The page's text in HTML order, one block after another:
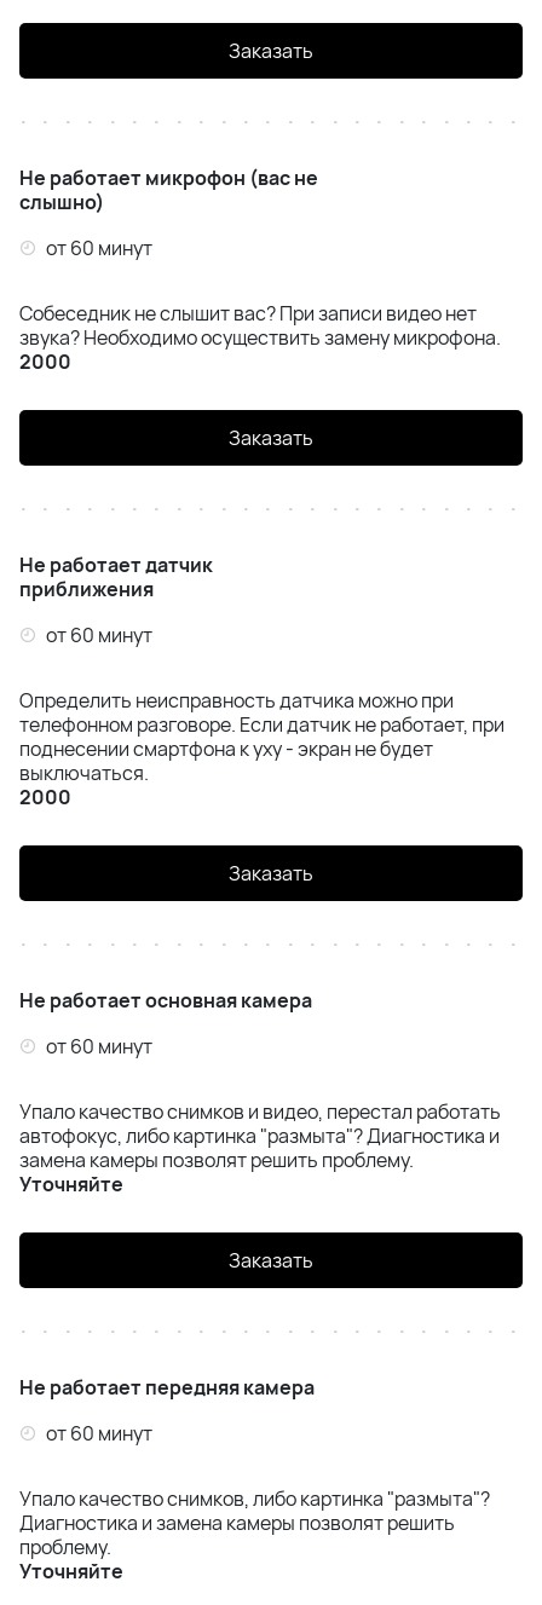
Заказать
Не работает микрофон (вас не
слышно)
от 60 минут
Собеседник не слышит вас? При записи видео нет
звука? Необходимо осуществить замену микрофона.
2000
Заказать
Не работает датчик
приближения
от 60 минут
Определить неисправность датчика можно при
телефонном разговоре. Если датчик не работает, при
поднесении смартфона к уху - экран не будет
выключаться.
2000
Заказать
Не работает основная камера
от 60 минут
Упало качество снимков и видео, перестал работать
автофокус, либо картинка "размыта"? Диагностика и
замена камеры позволят решить проблему.
Уточняйте
Заказать
Не работает передняя камера
от 60 минут
Упало качество снимков, либо картинка "размыта"?
Диагностика и замена камеры позволят решить
проблему.
Уточняйте